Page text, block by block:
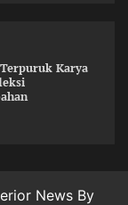
Karya
News By